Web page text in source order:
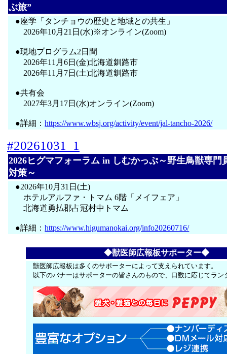
ぶ旅”
●座学「タンチョウの歴史と地域との共生」
2026年10月21日(水)※オンライン(Zoom)
●現地プログラム2日間
2026年11月6日(金)北海道釧路市
2026年11月7日(土)北海道釧路市
●共有会
2027年3月17日(水)オンライン(Zoom)
●詳細：https://www.wbsj.org/activity/event/jal-tancho-2026/
#20261031_1
2026ヒグマフォーラム in しむかっぷ～野生鳥獣専門
対策～
●2026年10月31日(土)
ホテルアルファ・トマム 6階「メイフェア」
北海道勇払郡占冠村中トマム
●詳細：https://www.higumanokai.org/info20260716/
◆獣医師広報板サポーター◆
獣医師広報板は多くのサポーターによって支えられています。
以下のバナーはサポーターの皆さんのもので、口数に応じてラ